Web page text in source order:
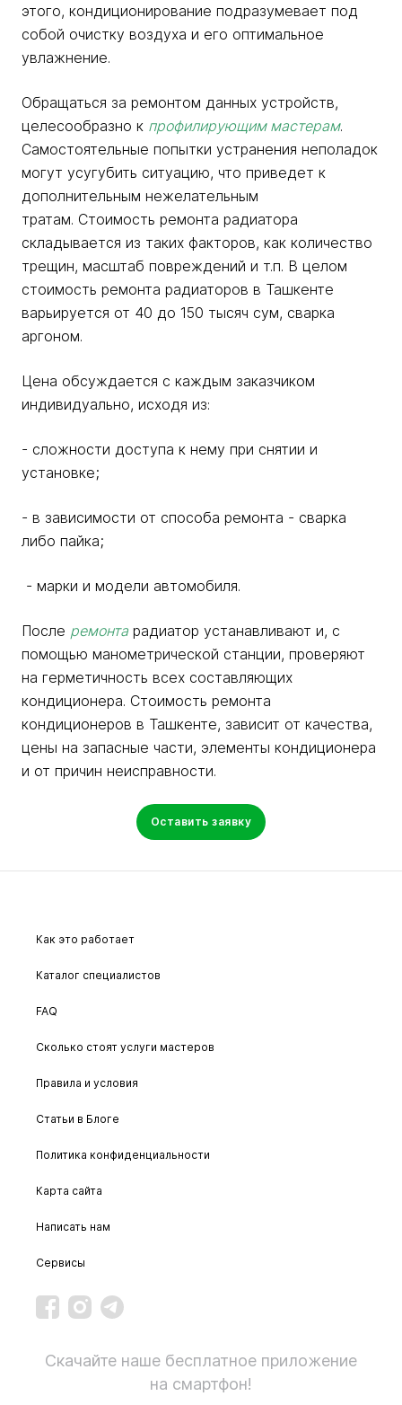
этого, кондиционирование подразумевает под
собой очистку воздуха и его оптимальное
увлажнение.
Обращаться за ремонтом данных устройств,
целесообразно к профилирующим мастерам.
Самостоятельные попытки устранения неполадок
могут усугубить ситуацию, что приведет к
дополнительным нежелательным
тратам. Стоимость ремонта радиатора
складывается из таких факторов, как количество
трещин, масштаб повреждений и т.п. В целом
стоимость ремонта радиаторов в Ташкенте
варьируется от 40 до 150 тысяч сум, сварка
аргоном.
Цена обсуждается с каждым заказчиком
индивидуально, исходя из:
- сложности доступа к нему при снятии и
установке;
- в зависимости от способа ремонта - сварка
либо пайка;
- марки и модели автомобиля.
После ремонта радиатор устанавливают и, с
помощью манометрической станции, проверяют
на герметичность всех составляющих
кондиционера. Стоимость ремонта
кондиционеров в Ташкенте, зависит от качества,
цены на запасные части, элементы кондиционера
и от причин неисправности.
Оставить заявку
Как это работает
Каталог специалистов
FAQ
Сколько стоят услуги мастеров
Правила и условия
Статьи в Блоге
Политика конфиденциальности
Карта сайта
Написать нам
Сервисы
Скачайте наше бесплатное приложение
на смартфон!